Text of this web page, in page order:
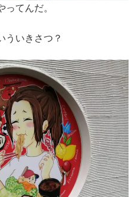
てんだ。
ういきさつ？